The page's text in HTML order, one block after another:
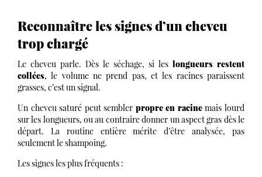
Reconnaître les signes d’un cheveu
trop chargé
Le cheveu parle. Dès le séchage, si les longueurs restent
collées, le volume ne prend pas, et les racines paraissent
grasses, c’est un signal.
Un cheveu saturé peut sembler propre en racinemais lourd
sur les longueurs, ou au contraire donner un aspect gras dès le
départ. La routine entière mérite d’être analysée, pas
seulement le shampoing.
Les signes les plus fréquents :